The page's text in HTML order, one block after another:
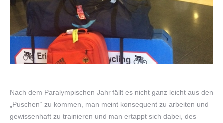
Nach dem Paralympischen Jahr fällt es nicht ganz leicht aus den
„Puschen“ zu kommen, man meint konsequent zu arbeiten und
gewissenhaft zu trainieren und man ertappt sich dabei, des